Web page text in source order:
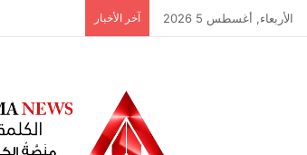
الأربعاء, أغسطس 5 2026 آخر الأخبار